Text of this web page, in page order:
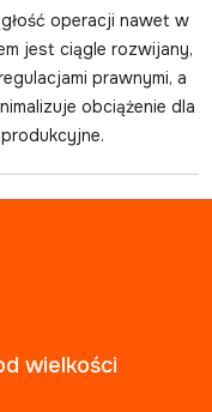
operacji nawet w
jest ciągle rozwijany,
prawnymi, a
obciążenie dla
wielkości